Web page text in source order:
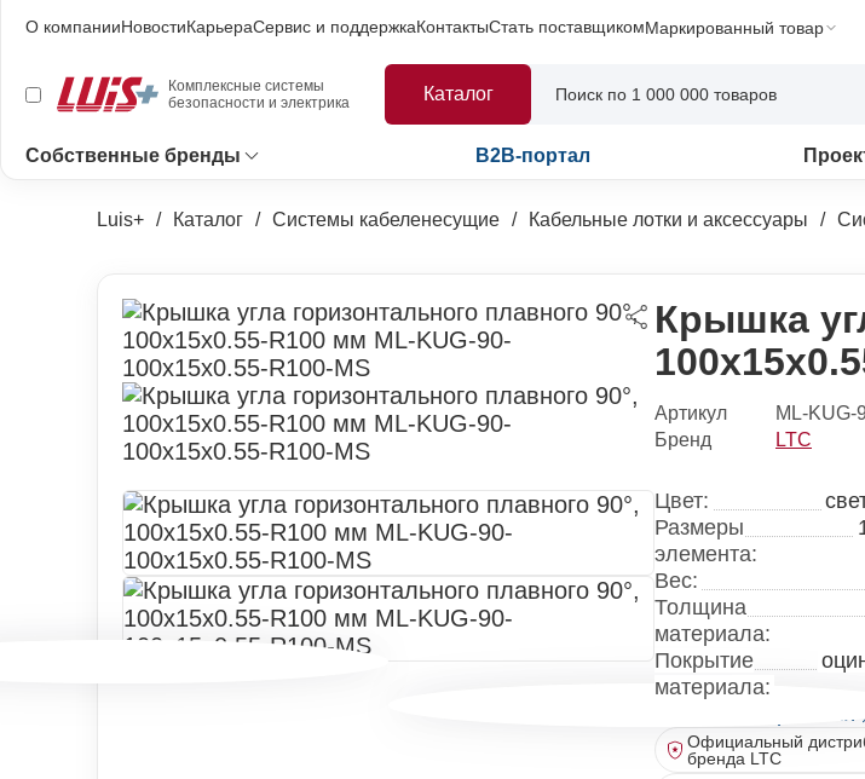
О компанииНовостиКарьераСервис и поддержкаКонтактыСтать поставщикомМаркированный товар
Комплексные системы
безопасности и электрика
Каталог
Собственные бренды B2B-портал
Luis+ Каталог Системы кабеленесущие Кабельные лотки и аксессуары
Крышка
Артикул
ML-KUG-
Бренд
LTC
Цвет:
Размеры
элемента:
Вес:
Толщина
материала:
Покрытие
материала:
Все характеристики
Официальный
бренда LTC